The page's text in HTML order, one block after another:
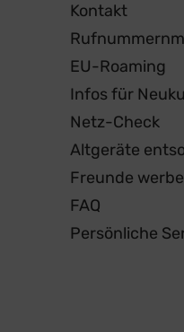
Kontakt
EU-Roaming
Infos für
Netz-Check
Altgeräte
Freunde
FAQ
Persönliche